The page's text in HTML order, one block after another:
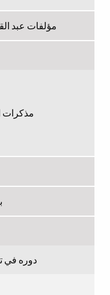
مؤلفات عبد
مذكرات
دوره في